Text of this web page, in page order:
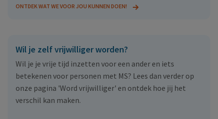
ONTDEK WAT WE VOOR JOU KUNNEN DOEN!
Wil je zelf vrijwilliger worden?
Wil je je vrije tijd inzetten voor een ander en iets
betekenen voor personen met MS? Lees dan verder op
onze pagina 'Word vrijwilliger' en ontdek hoe jij het
verschil kan maken.